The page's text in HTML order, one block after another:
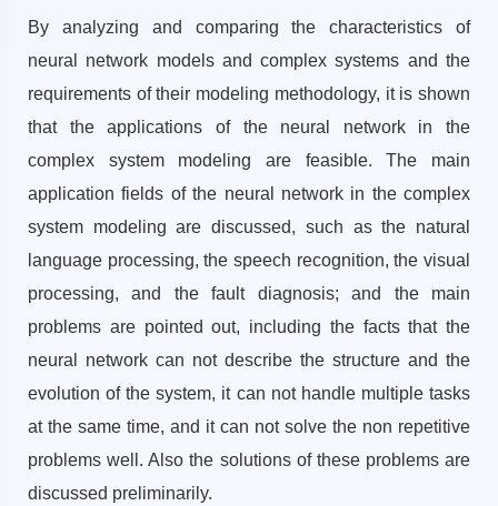
By analyzing and comparing the characteristics of
neural network models and complex systems and the
requirements of their modeling methodology, it is shown
that the applications of the neural network in the
complex system modeling are feasible. The main
application fields of the neural network in the complex
system modeling are discussed, such as the natural
language processing, the speech recognition, the visual
processing, and the fault diagnosis; and the main
problems are pointed out, including the facts that the
neural network can not describe the structure and the
evolution of the system, it can not handle multiple tasks
at the same time, and it can not solve the non repetitive
problems well. Also the solutions of these problems are
discussed preliminarily.